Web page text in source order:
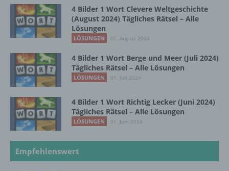
4 Bilder 1 Wort Clevere Weltgeschichte
(August 2024) Tägliches Rätsel – Alle
Lösungen
LÖSUNGEN 01. August 2024
4 Bilder 1 Wort Berge und Meer (Juli 2024)
Tägliches Rätsel – Alle Lösungen
LÖSUNGEN 01. Juli 2024
4 Bilder 1 Wort Richtig Lecker (Juni 2024)
Tägliches Rätsel – Alle Lösungen
LÖSUNGEN 01. Juni 2024
Empfehlenswert
nicht. Behörden, die im Rahmen eines
bestimmten Untersuchungsauftrags nach
dem Unionsrecht oder dem Recht der
Mitgliedstaaten möglicherweise
jedoch nicht als Empfänger.
Dritter ist eine natürliche oder juristische
Person, Behörde, Einrichtung oder andere
und den Personen, die unter der